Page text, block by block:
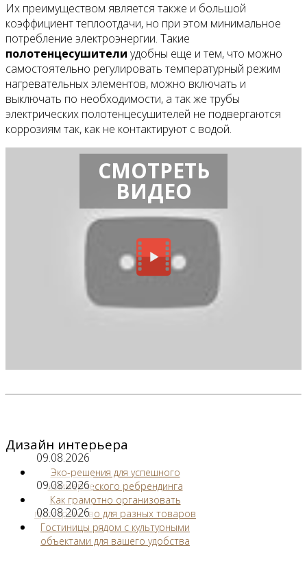
Их преимуществом является также и большой
коэффициент теплоотдачи, но при этом минимальное
потребление электроэнергии. Такие
полотенцесушители удобны еще и тем, что можно
самостоятельно регулировать температурный режим
нагревательных элементов, можно включать и
выключать по необходимости, а так же трубы
электрических полотенцесушителей не подвергаются
коррозиям так, как не контактируют с водой.
СМОТРЕТЬ
ВИДЕО
Дизайн интерьера
09.08.2026
Эко-решения для успешного
коммерческого ребрендинга
09.08.2026
Как грамотно организовать
пространство для разных товаров
08.08.2026
Гостиницы рядом с культурными
объектами для вашего удобства